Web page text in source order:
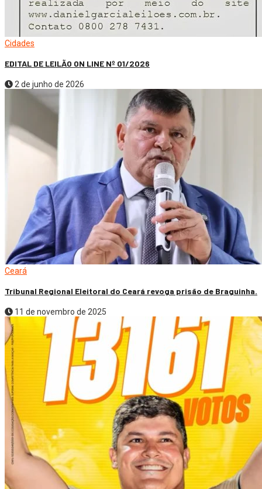
Cidades
EDITAL DE LEILÃO ON LINE Nº 01/2026
2 de junho de 2026
Ceará
Tribunal Regional Eleitoral do Ceará revoga prisão de Braguinha.
11 de novembro de 2025